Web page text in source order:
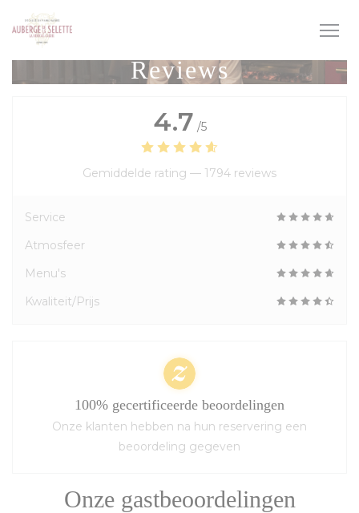
Cookies beheer paneel
Reviews
Onze gastbeoordelingen
4.7 /5
Gemiddelde rating — 1794 reviews
Service
Atmosfeer
Menu's
Kwaliteit/Prijs
100% gecertificeerde beoordelingen
Onze klanten hebben na hun reservering een
beoordeling gegeven